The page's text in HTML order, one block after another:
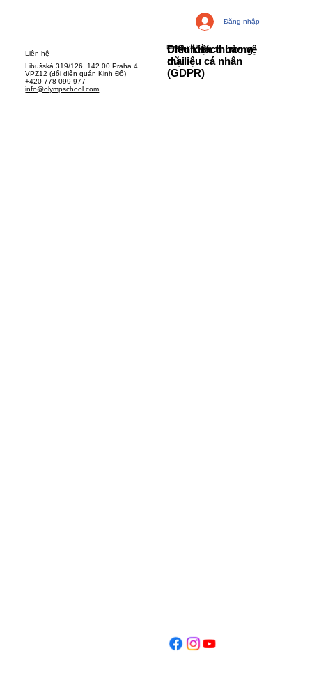
Đăng nhập
Mạng xã hội
Chính sách bảo vệ
dữ liệu cá nhân
(GDPR)
Điều kiện thương
mại
Liên hệ
Libušská 319/126, 142 00 Praha 4
VPZ12 (đối diện quán Kinh Đô)
+420 778 099 977
info@olympschool.com